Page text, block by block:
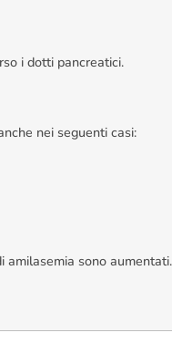
i dotti pancreatici.
nei seguenti casi:
amilasemia sono aumentati.